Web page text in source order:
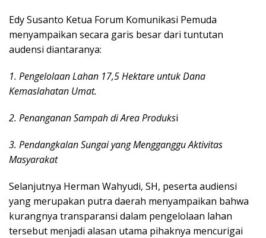
Edy Susanto Ketua Forum Komunikasi Pemuda
menyampaikan secara garis besar dari tuntutan
audensi diantaranya:
1. Pengelolaan Lahan 17,5 Hektare untuk Dana
Kemaslahatan Umat.
2. Penanganan Sampah di Area Produksi
3. Pendangkalan Sungai yang Mengganggu Aktivitas
Masyarakat
Selanjutnya Herman Wahyudi, SH, peserta audiensi
yang merupakan putra daerah menyampaikan bahwa
kurangnya transparansi dalam pengelolaan lahan
tersebut menjadi alasan utama pihaknya mencurigai